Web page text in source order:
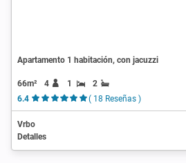
Apartamento 1 habitación, con jacuzzi
66m² 4 1
2
6.4
( 18 Reseñas )
Vrbo
Detalles